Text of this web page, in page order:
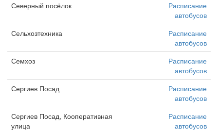
Северный посёлок
Расписание
автобусов
Сельхозтехника
Расписание
автобусов
Семхоз
Расписание
автобусов
Сергиев Посад
Расписание
автобусов
Сергиев Посад, Кооперативная
улица
Расписание
автобусов